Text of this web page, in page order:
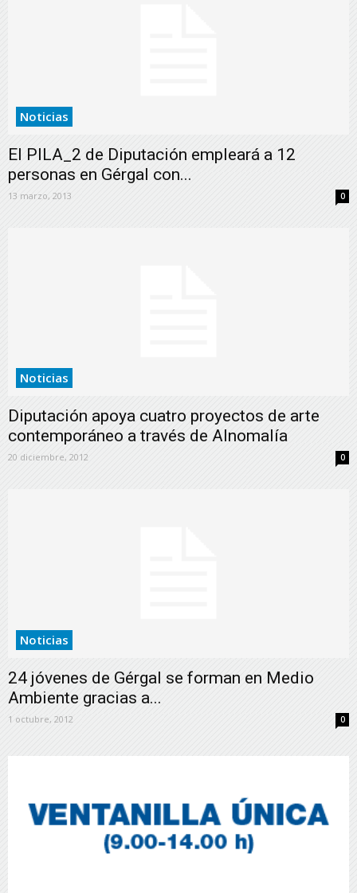
Noticias
El PILA_2 de Diputación empleará a 12
personas en Gérgal con...
13 marzo, 2013 0
Noticias
Diputación apoya cuatro proyectos de arte
contemporáneo a través de Alnomalía
20 diciembre, 2012 0
Noticias
24 jóvenes de Gérgal se forman en Medio
Ambiente gracias a...
1 octubre, 2012 0